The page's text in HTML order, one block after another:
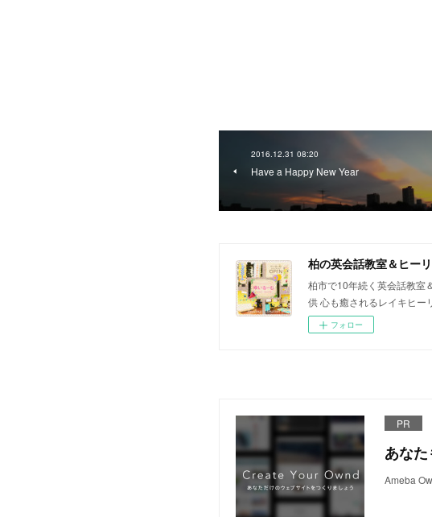
2016.12.31 08:20
Have a Happy New Year
柏の英会話教室＆ヒー
柏市で10年続く英会話教室
供 心も癒されるレイキヒー
フォロー
PR
あな
Ameba